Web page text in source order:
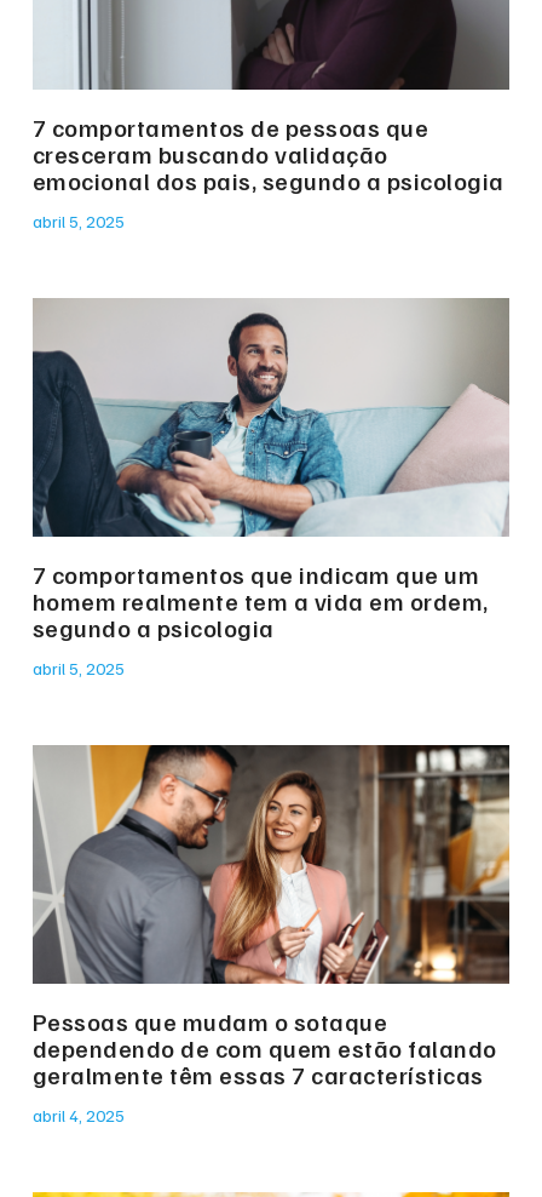
7 comportamentos de pessoas que
cresceram buscando validação
emocional dos pais, segundo a psicologia
abril 5, 2025
7 comportamentos que indicam que um
homem realmente tem a vida em ordem,
segundo a psicologia
abril 5, 2025
Pessoas que mudam o sotaque
dependendo de com quem estão falando
geralmente têm essas 7 características
abril 4, 2025